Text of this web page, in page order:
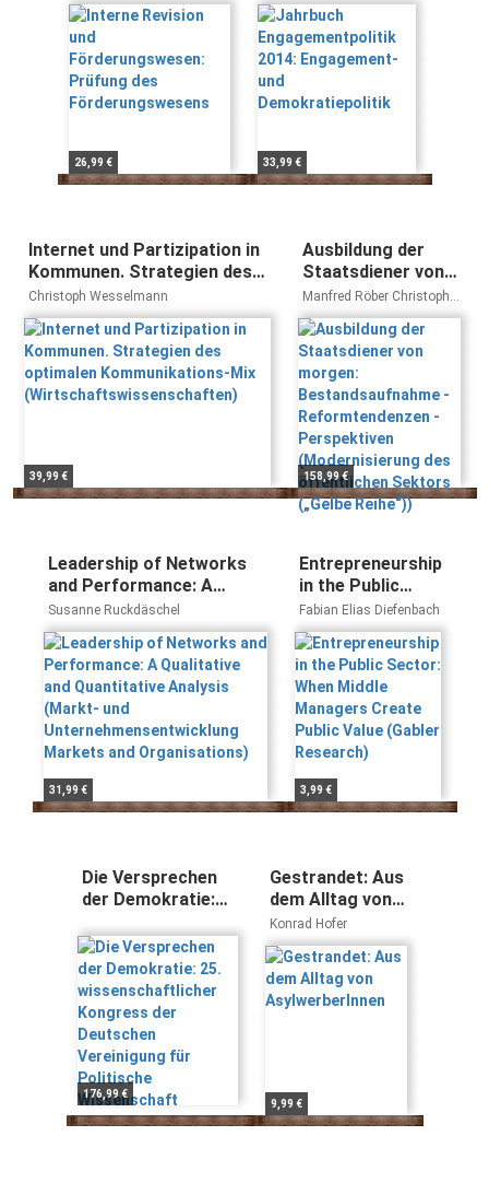
Prüfung des
Förderungswesens
26,99 €
Engagement- und
Demokratiepolitik
33,99 €
Internet und Partizipation in
Kommunen. Strategien des
optimalen Kommunikations-
Mix
(Wirtschaftswissenschaften)
Christoph Wesselmann
39,99 €
Ausbildung der
Staatsdiener von
morgen:
Bestandsaufnahme
- Reformtendenzen
- Perspektiven
(Modernisierung
des öffentlichen
Sektors („Gelbe
Reihe“))
Manfred Röber Christoph
Reichard
158,99 €
Leadership of Networks
and Performance: A
Qualitative and
Quantitative Analysis
(Markt- und
Unternehmensentwicklung
Markets and
Organisations)
Susanne Ruckdäschel
31,99 €
Entrepreneurship
in the Public
Sector: When
Middle Managers
Create Public
Value (Gabler
Research)
Fabian Elias Diefenbach
3,99 €
Die Versprechen
der Demokratie:
wissenschaftlicher
Kongress der
Deutschen
Vereinigung für
Politische
Wissenschaft
176,99 €
Gestrandet: Aus
dem Alltag von
AsylwerberInnen
Konrad Hofer
9,99 €